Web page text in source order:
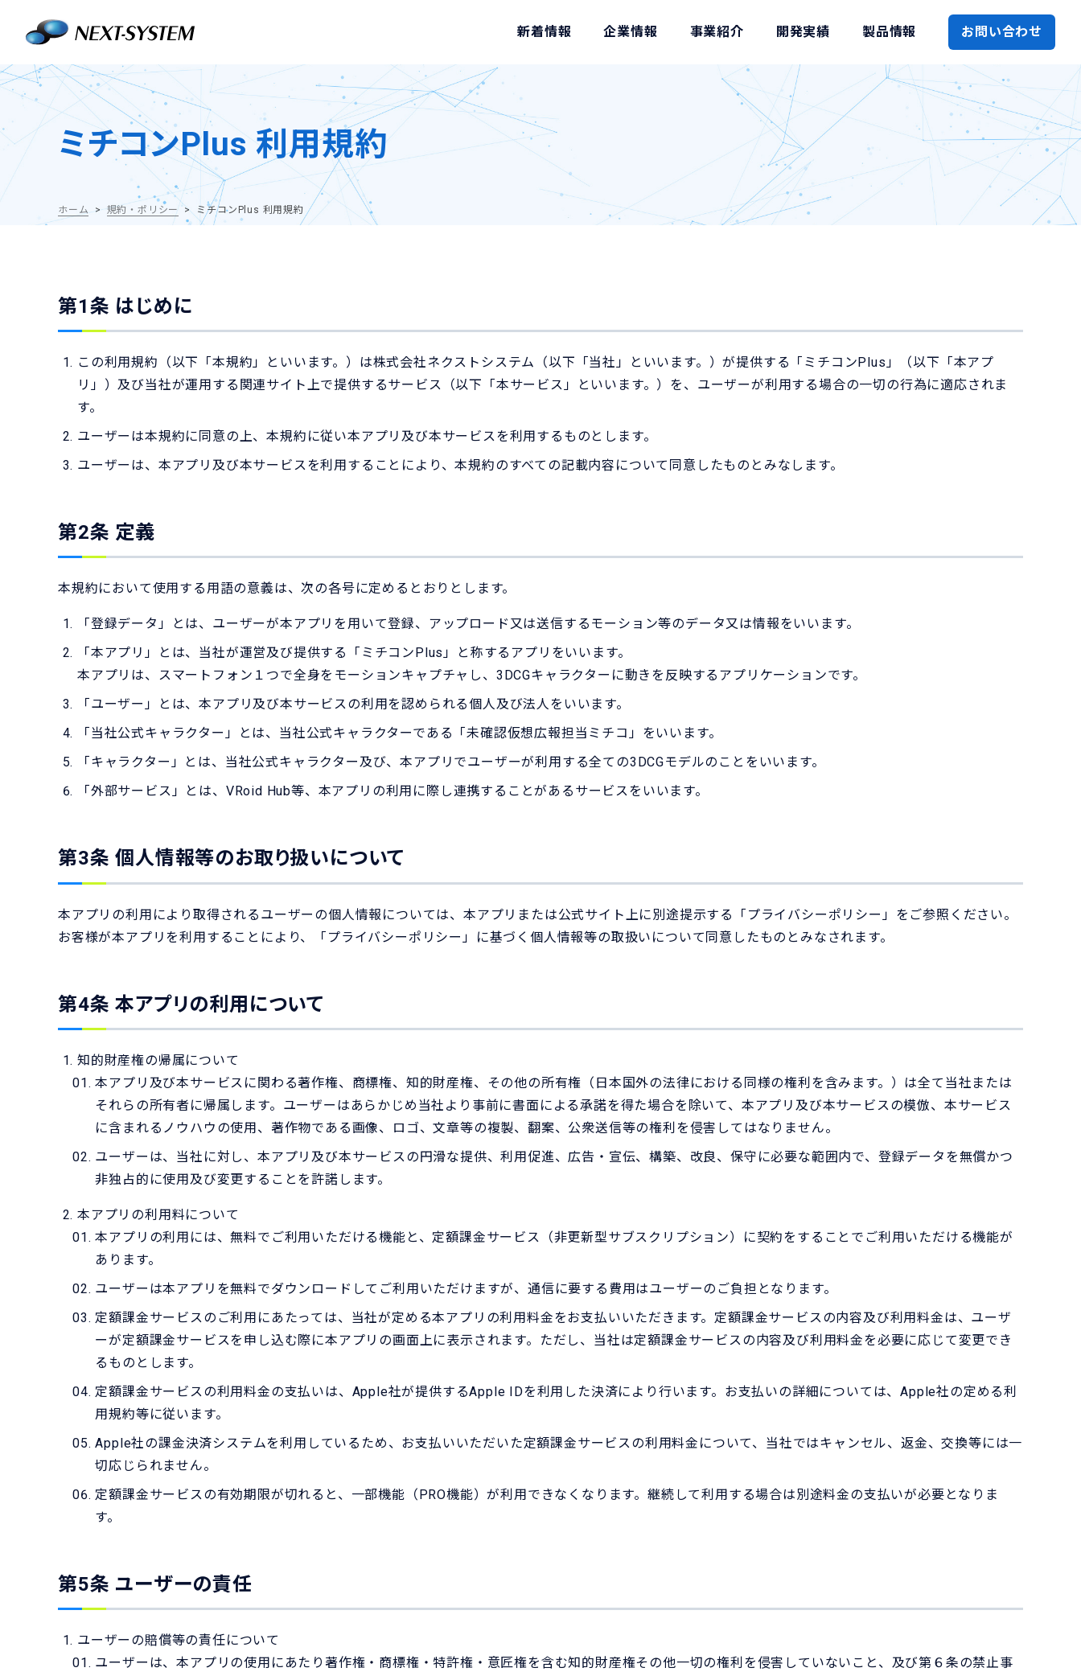
新着情報 企業情報 事業紹介 開発実績 製品情報 お問い合わせ
ミチコンPlus 利用規約
ホーム 規約・ポリシー ミチコンPlus 利用規約
第1条 はじめに
この利用規約（以下「本規約」といいます。）は株式会社ネクストシステム（以下「当社」といいます。）が提供する「ミチコンPlus」（以下「本アプ
リ」）及び当社が運用する関連サイト上で提供するサービス（以下「本サービス」といいます。）を、ユーザーが利用する場合の一切の行為に適応されま
す。
ユーザーは本規約に同意の上、本規約に従い本アプリ及び本サービスを利用するものとします。
ユーザーは、本アプリ及び本サービスを利用することにより、本規約のすべての記載内容について同意したものとみなします。
第2条 定義
本規約において使用する用語の意義は、次の各号に定めるとおりとします。
「登録データ」とは、ユーザーが本アプリを用いて登録、アップロード又は送信するモーション等のデータ又は情報をいいます。
「本アプリ」とは、当社が運営及び提供する「ミチコンPlus」と称するアプリをいいます。
本アプリは、スマートフォン１つで全身をモーションキャプチャし、3DCGキャラクターに動きを反映するアプリケーションです。
「ユーザー」とは、本アプリ及び本サービスの利用を認められる個人及び法人をいいます。
「当社公式キャラクター」とは、当社公式キャラクターである「未確認仮想広報担当ミチコ」をいいます。
「キャラクター」とは、当社公式キャラクター及び、本アプリでユーザーが利用する全ての3DCGモデルのことをいいます。
「外部サービス」とは、VRoid Hub等、本アプリの利用に際し連携することがあるサービスをいいます。
第3条 個人情報等のお取り扱いについて
本アプリの利用により取得されるユーザーの個人情報については、本アプリまたは公式サイト上に別途提示する「プライバシーポリシー」をご参照ください。
お客様が本アプリを利用することにより、「プライバシーポリシー」に基づく個人情報等の取扱いについて同意したものとみなされます。
第4条 本アプリの利用について
知的財産権の帰属について
本アプリ及び本サービスに関わる著作権、商標権、知的財産権、その他の所有権（日本国外の法律における同様の権利を含みます。）は全て当社または
それらの所有者に帰属します。ユーザーはあらかじめ当社より事前に書面による承諾を得た場合を除いて、本アプリ及び本サービスの模倣、本サービス
に含まれるノウハウの使用、著作物である画像、ロゴ、文章等の複製、翻案、公衆送信等の権利を侵害してはなりません。
ユーザーは、当社に対し、本アプリ及び本サービスの円滑な提供、利用促進、広告・宣伝、構築、改良、保守に必要な範囲内で、登録データを無償かつ
非独占的に使用及び変更することを許諾します。
本アプリの利用料について
本アプリの利用には、無料でご利用いただける機能と、定額課金サービス（非更新型サブスクリプション）に契約をすることでご利用いただける機能が
あります。
ユーザーは本アプリを無料でダウンロードしてご利用いただけますが、通信に要する費用はユーザーのご負担となります。
定額課金サービスのご利用にあたっては、当社が定める本アプリの利用料金をお支払いいただきます。定額課金サービスの内容及び利用料金は、ユーザ
ーが定額課金サービスを申し込む際に本アプリの画面上に表示されます。ただし、当社は定額課金サービスの内容及び利用料金を必要に応じて変更でき
るものとします。
定額課金サービスの利用料金の支払いは、Apple社が提供するApple IDを利用した決済により行います。お支払いの詳細については、Apple社の定める利
用規約等に従います。
Apple社の課金決済システムを利用しているため、お支払いいただいた定額課金サービスの利用料金について、当社ではキャンセル、返金、交換等には一
切応じられません。
定額課金サービスの有効期限が切れると、一部機能（PRO機能）が利用できなくなります。継続して利用する場合は別途料金の支払いが必要となりま
す。
第5条 ユーザーの責任
ユーザーの賠償等の責任について
ユーザーは、本アプリの使用にあたり著作権・商標権・特許権・意匠権を含む知的財産権その他一切の権利を侵害していないこと、及び第６条の禁止事